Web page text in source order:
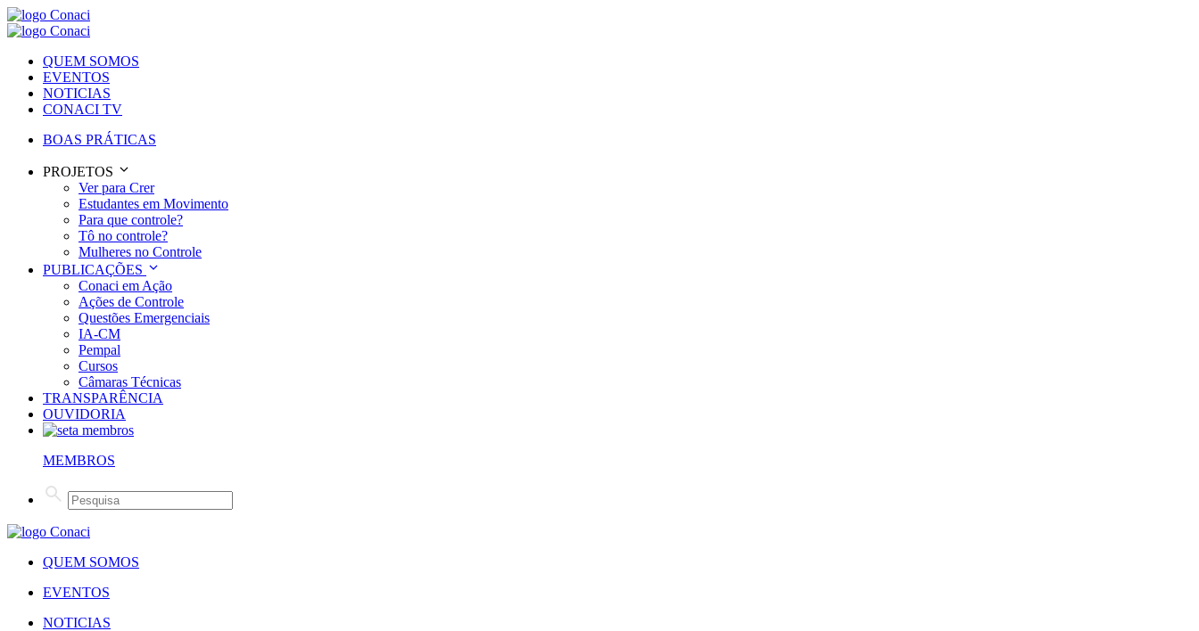
QUEM SOMOS
EVENTOS
NOTICIAS
CONACI TV
BOAS PRÁTICAS
PROJETOS
Ver para Crer
Estudantes em Movimento
Para que controle?
Tô no controle?
Mulheres no Controle
PUBLICAÇÕES
Conaci em Ação
Ações de Controle
Questões Emergenciais
IA-CM
Pempal
Cursos
Câmaras Técnicas
TRANSPARÊNCIA
OUVIDORIA
MEMBROS
QUEM SOMOS
EVENTOS
NOTICIAS